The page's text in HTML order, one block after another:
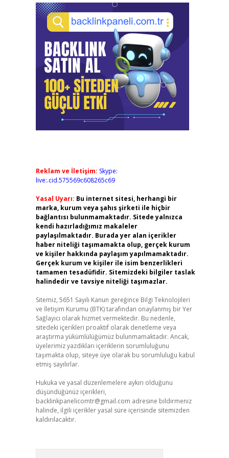
Reklam ve İletişim: Skype:
live:.cid.575569c608265c69
Yasal Uyarı: Bu internet sitesi, herhangi bir
marka, kurum veya şahıs şirketi ile hiçbir
bağlantısı bulunmamaktadır. Sitede yalnızca
kendi hazırladığımız makaleler
paylaşılmaktadır. Burada yer alan içerikler
haber niteliği taşımamakta olup, gerçek kurum
ve kişiler hakkında paylaşım yapılmamaktadır.
Gerçek kurum ve kişiler ile isim benzerlikleri
tamamen tesadüfidir. Sitemizdeki bilgiler taslak
halindedir ve tavsiye niteliği taşımazlar.
Sitemiz, 5651 Sayılı Kanun gereğince Bilgi Teknolojileri
ve İletişim Kurumu (BTK) tarafından onaylanmış bir Yer
Sağlayıcı olarak hizmet vermektedir. Bu nedenle,
sitedeki içerikleri proaktif olarak denetleme veya
araştırma yükümlülüğümüz bulunmamaktadır. Ancak,
üyelerimiz yazdıkları içeriklerin sorumluluğunu
taşımakta olup, siteye üye olarak bu sorumluluğu kabul
etmiş sayılırlar.
Hukuka ve yasal düzenlemelere aykırı olduğunu
düşündüğünüz içerikleri,
backlinkpanelicomtr@gmail.com adresine bildirmeniz
halinde, ilgili içerikler yasal süre içerisinde sitemizden
kaldırılacaktır.